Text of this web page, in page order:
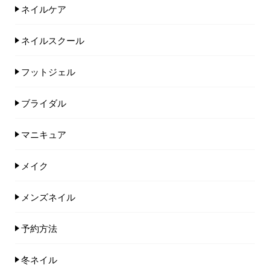
ネイルケア
ネイルスクール
フットジェル
ブライダル
マニキュア
メイク
メンズネイル
予約方法
冬ネイル